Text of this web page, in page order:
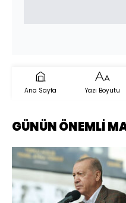
Ana Sayfa Yazı Boyutu
GÜNÜN ÖNEMLİ